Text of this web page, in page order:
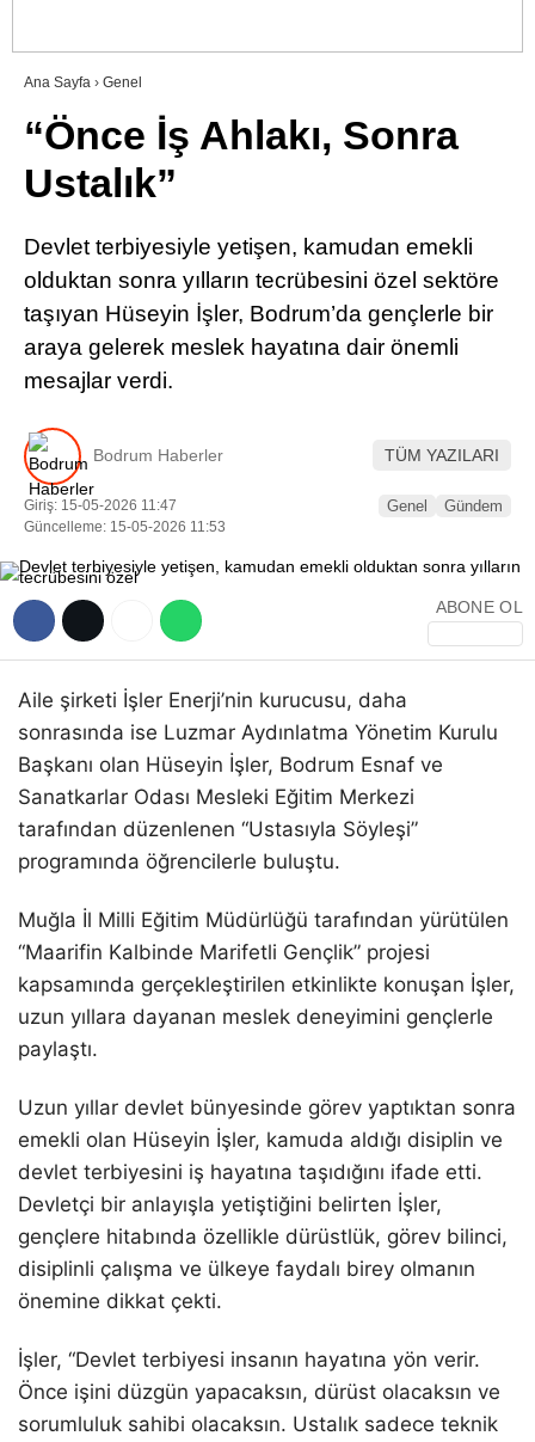
WhatsApp İhbar Hattı
Ana Sayfa › Genel
“Önce İş Ahlakı, Sonra
Ustalık”
Devlet terbiyesiyle yetişen, kamudan emekli
olduktan sonra yılların tecrübesini özel sektöre
taşıyan Hüseyin İşler, Bodrum’da gençlerle bir
araya gelerek meslek hayatına dair önemli
mesajlar verdi.
Bodrum Haberler TÜM YAZILARI
Giriş: 15-05-2026 11:47
Güncelleme: 15-05-2026 11:53
Genel Gündem
ABONE OL
Aile şirketi İşler Enerji’nin kurucusu, daha
sonrasında ise Luzmar Aydınlatma Yönetim Kurulu
Başkanı olan Hüseyin İşler, Bodrum Esnaf ve
Sanatkarlar Odası Mesleki Eğitim Merkezi
tarafından düzenlenen “Ustasıyla Söyleşi”
programında öğrencilerle buluştu.
Muğla İl Milli Eğitim Müdürlüğü tarafından yürütülen
“Maarifin Kalbinde Marifetli Gençlik” projesi
kapsamında gerçekleştirilen etkinlikte konuşan İşler,
uzun yıllara dayanan meslek deneyimini gençlerle
paylaştı.
Uzun yıllar devlet bünyesinde görev yaptıktan sonra
emekli olan Hüseyin İşler, kamuda aldığı disiplin ve
devlet terbiyesini iş hayatına taşıdığını ifade etti.
Devletçi bir anlayışla yetiştiğini belirten İşler,
gençlere hitabında özellikle dürüstlük, görev bilinci,
disiplinli çalışma ve ülkeye faydalı birey olmanın
önemine dikkat çekti.
İşler, “Devlet terbiyesi insanın hayatına yön verir.
Önce işini düzgün yapacaksın, dürüst olacaksın ve
sorumluluk sahibi olacaksın. Ustalık sadece teknik